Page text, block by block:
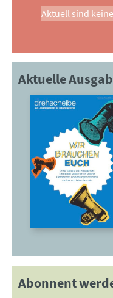
Aktuell sind
Aktuelle
Abonnent